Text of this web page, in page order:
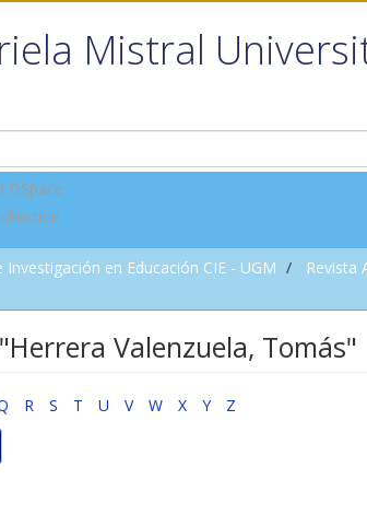
Mistral
DSpace
Investigación en Educación CIE - UGM Revista
Valenzuela, Tomás"
R S T U V W X Y
Z